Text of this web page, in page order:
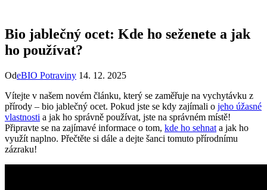
Bio jablečný ocet: Kde ho seženete a jak
ho používat?
OdeBIO Potraviny 14. 12. 2025
Vítejte v našem novém článku, který se zaměřuje na vychytávku z
přírody – bio jablečný ⁢ocet. ​Pokud jste se⁢ kdy ​zajímali​ o ⁢ jeho úžasné
vlastnosti ‌ a ⁤jak ho správně používat, ⁣jste na správném místě!
Připravte ‌se na zajímavé informace o tom, kde ho sehnat a jak​ ho
využít naplno. Přečtěte si dále⁤ a ‌dejte šanci ​tomuto přírodnímu
zázraku!